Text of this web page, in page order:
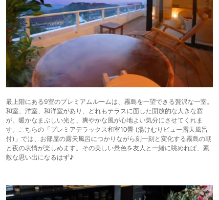
最上階にある9室のプレミアムルームは、霧島を一望できる贅沢な一室。
和室、洋室、和洋室があり、どれもテラスに面した開放的な大きな窓
が。暖かなまぶしい光と、爽やかな風が心地よい気分にさせてくれま
す。こちらの「プレミアデラックス和室10畳 (湯けむりビュー露天風呂
付)」では、お部屋の露天風呂につかりながら刻一刻と変化する霧島の朝
と夜の表情が楽しめます。その美しい景色を友人と一緒に眺めれば、素
敵な思い出になるはず♪